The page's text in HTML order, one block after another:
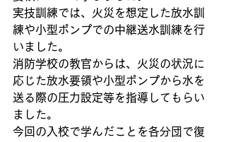
実技訓練では、火災を想定した放水訓
練や小型ポンプでの中継送水訓練を行
いました。
消防学校の教官からは、火災の状況に
応じた放水要領や小型ポンプから水を
送る際の圧力設定等を指導してもらい
ました。
今回の入校で学んだことを各分団で復